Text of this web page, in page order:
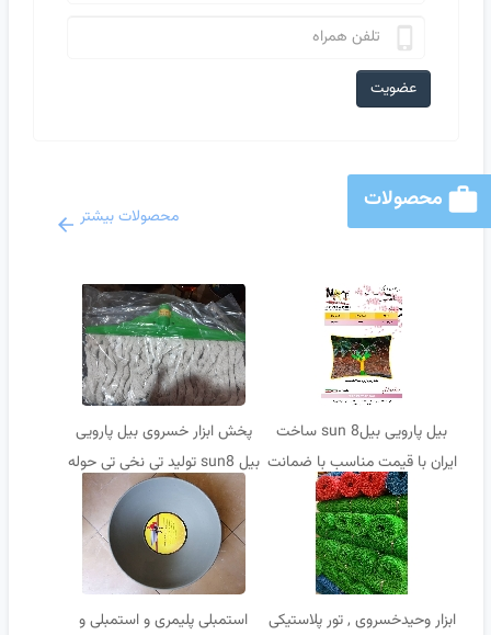
عضویت
محصولات
محصولات بیشتر
بیل پارویی بیلsun 8 ساخت
ایران با قیمت مناسب با ضمانت
تعویض
پخش ابزار خسروی بیل پارویی
بیل sun8 تولید تی نخی تی حوله
ابزار وحیدخسروی , تور پلاستیکی
استمبلی پلیمری و استمبلی و